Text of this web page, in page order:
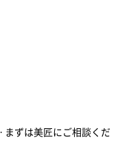
ずは美匠にご相談くだ